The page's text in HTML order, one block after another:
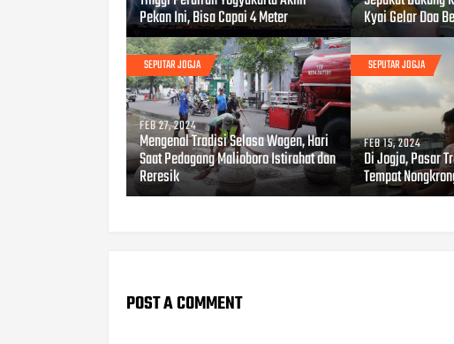
Pekan Ini, Bisa Capai 4 Meter Kyai Gelar Doa
SEPUTAR JOGJA
FEB 27, 2024
Mengenal Tradisi Selasa Wagen, Hari
Saat Pedagang Malioboro Istirahat dan
Reresik
SEPUTAR JOGJA
FEB 15, 2024
Di Jogja, Pasar
Tempat
POST A COMMENT